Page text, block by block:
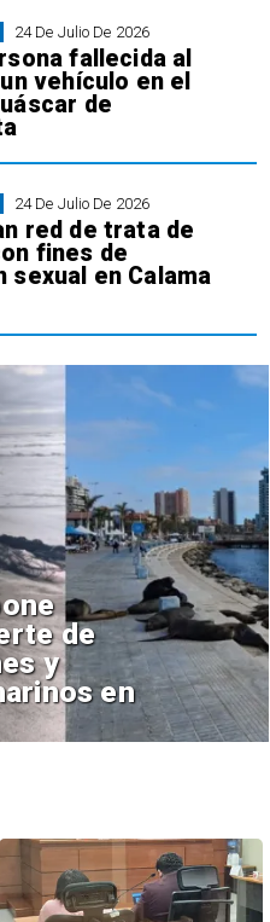
24 De Julio De 2026
fallecida al
vehículo en el
de
24 De Julio De 2026
red de trata de
fines de
sexual en Calama
de
y
en